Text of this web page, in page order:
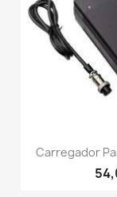

Carregador